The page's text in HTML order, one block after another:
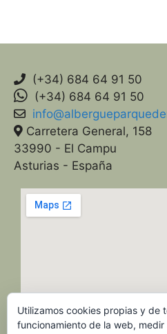
(+34) 684 64 91 50
(+34) 684 64 91 50
Carretera General, 158
33990 - El Campu
Asturias - España
Utilizamos cookies propias y de
funcionamiento de la web,